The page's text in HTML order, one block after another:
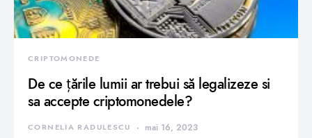
CRIPTOMONEDE
De ce țările lumii ar trebui să legalizeze si
sa accepte criptomonedele?
CORNELIA RADULESCU mai 16, 2023